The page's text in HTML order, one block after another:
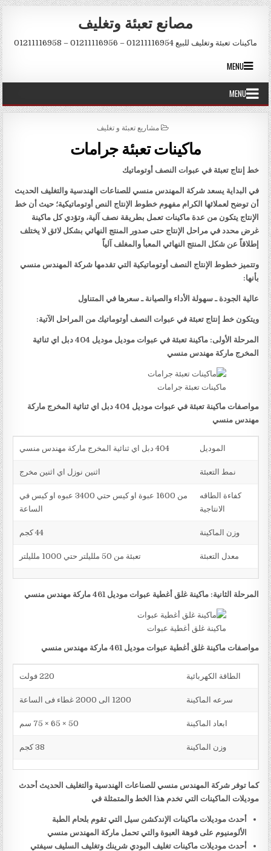
Skip to content
مصانع تعبئة وتغليف
ماكينات تعبئة وتغليف للبيع 01211116954 – 01211116956 – 01211116958
MENU
MENU
POSTED IN
مشاريع تعبئة و تغليف
ماكينات تعبئة جرامات
خط إنتاج تعبئة في عبوات النصف أوتوماتيك
في البداية يسعد شركة المهندس منسي للصناعات الهندسية والتغليف الحديث
أن توضح لعملائها الكرام مفهوم خطوط الإنتاج النص أوتوماتيكية؛ حيث أن خط
الإنتاج يتكون من عدة ماكينات تعمل بطريقة نصف آلية، وتؤدي كل ماكينة
غرض محدد في مراحل الإنتاج حتى صدور المنتج النهائي بشكل لائق لا يختلف
إطلاقاً عن شكل المنتج النهائي المعبأ والمغلف آلياً
وتتميز خطوط الإنتاج النصف أوتوماتيكية التي تقدمها شركة المهندس منسي
بأنها:
عالية الجودة ـ سهولة الأداء والصيانة ـ سعرها في المتناول
ويتكون خط إنتاج تعبئة في عبوات النصف أوتوماتيك من المراحل الآتية:
المرحلة الأولى: ماكينة تعبئة في عبوات موديل موديل 404 دبل اي ثنائية
المخرج ماركة مهندس منسي
ماكينات تعبئة جرامات
مواصفات ماكينة تعبئة في عبوات موديل 404 دبل اي ثنائية المخرج ماركة
مهندس منسي
الموديل 404 دبل اي ثنائية المخرج ماركة مهندس منسي
نمط التعبئة اثنين نوزل اي اثنين مخرج
كفاءة الطاقه
الانتاجية
من 1600 عبوة او كيس حتي 3400 عبوه او كيس في
الساعة
وزن الماكينة 44 كجم
معدل التعبئة تعبئة من 50 ملليلتر حتي 1000 ملليلتر
المرحلة الثانية: ماكينة غلق أغطية عبوات موديل 461 ماركة مهندس منسي
ماكينة غلق أغطية عبوات
مواصفات ماكينة غلق أغطية عبوات موديل 461 ماركة مهندس منسي
الطاقة الكهربائية 220 فولت
سرعه الماكينة 1200 الى 2000 غطاء فى الساعة
ابعاد الماكينة 50 × 65 × 75 سم
وزن الماكينة 38 كجم
كما توفر شركة المهندس منسي للصناعات الهندسية والتغليف الحديث أحدث
موديلات الماكينات التي تخدم هذا الخط والمتمثلة في
أحدث موديلات ماكينات الإندكشن سيل التي تقوم بلحام الطبة
الألومنيوم على فوهة العبوة والتي تحمل ماركة المهندس منسي
أحدث موديلات ماكينات تغليف البودي شرينك وتغليف السليف سيفتي